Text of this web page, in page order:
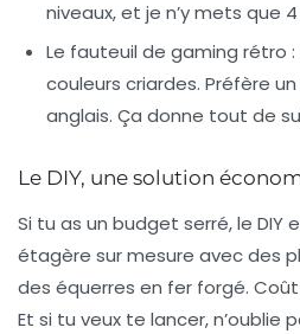
niveaux, et je n’y mets que
Le fauteuil de gaming rétro
couleurs criardes. Préfère
anglais. Ça donne tout de
Le DIY, une solution
Si tu as un budget serré, le DIY
étagère sur mesure avec des
des équerres en fer forgé.
Et si tu veux te lancer, n’oublie